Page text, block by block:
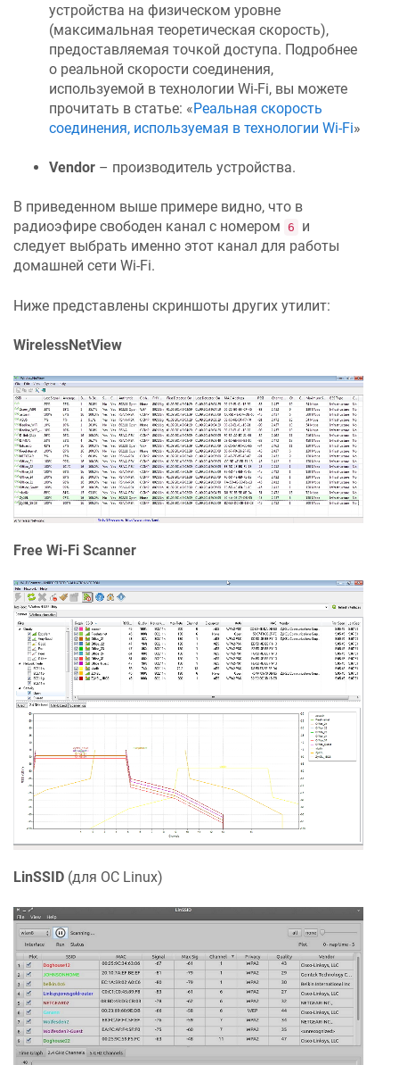
устройства на физическом уровне
(максимальная теоретическая скорость),
предоставляемая точкой доступа. Подробнее
о реальной скорости соединения,
используемой в технологии Wi-Fi, вы можете
прочитать в статье: «Реальная скорость
соединения, используемая в технологии Wi-Fi»
Vendor – производитель устройства.
В приведенном выше примере видно, что в
радиоэфире свободен канал с номером 6
и
следует выбрать именно этот канал для работы
домашней сети Wi-Fi.
Ниже представлены скриншоты других утилит:
WirelessNetView
Free Wi-Fi Scanner
LinSSID (для ОС Linux)